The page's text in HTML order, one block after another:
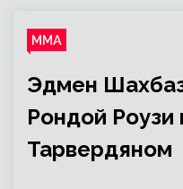
ММА
Эдмен
Рондой
Тарвердяном